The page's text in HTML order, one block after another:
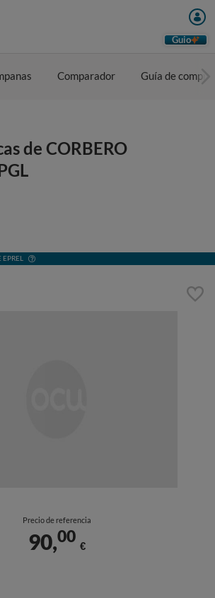
Guio
Comparador Guía de compra
de CORBERO
Precio de referencia
90,00
€